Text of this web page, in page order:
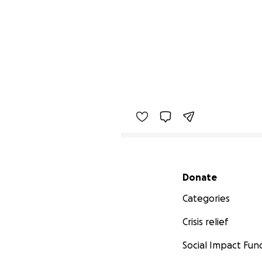
Secondary menu
Donate
Categories
Crisis relief
Social Impact